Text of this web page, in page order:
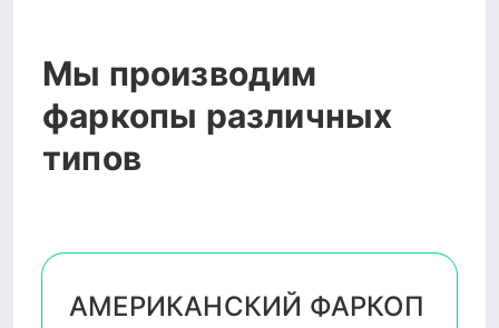
Мы производим
фаркопы различных
типов
АМЕРИКАНСКИЙ ФАРКОП